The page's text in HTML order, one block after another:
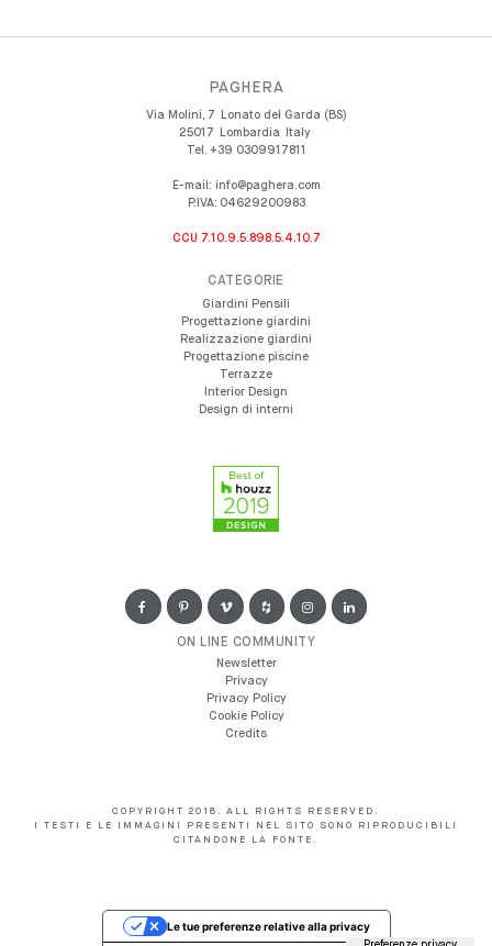
PAGHERA
Via Molini, 7
Lonato del Garda (BS)
25017
Lombardia
Italy
Tel. +39 0309917811
E-mail: info@paghera.com
P.IVA: 04629200983
CCU 7.10.9.5.898.5.4.10.7
CATEGORIE
Giardini Pensili
Progettazione giardini
Realizzazione giardini
Progettazione piscine
Terrazze
Interior Design
Design di interni
ON LINE COMMUNITY
Newsletter
Privacy
Privacy Policy
Cookie Policy
Credits
COPYRIGHT 2018. ALL RIGHTS RESERVED.
I TESTI E LE IMMAGINI PRESENTI NEL SITO SONO RIPRODUCIBILI
CITANDONE LA FONTE.
Le tue preferenze relative alla privacy